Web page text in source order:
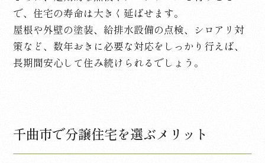
で、住宅の寿命は大きく延ばせます。
屋根や外壁の塗装、給排水設備の点検、シロアリ対
策など、数年おきに必要な対応をしっかり行えば、
長期間安心して住み続けられるでしょう。
千曲市で分譲住宅を選ぶメリット